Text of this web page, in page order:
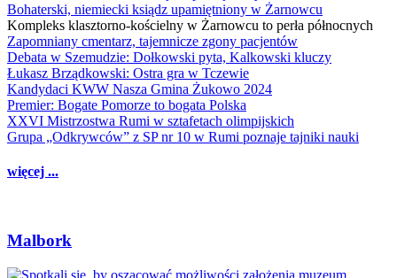
Bohaterski, niemiecki ksiądz upamiętniony w Żarnowcu
Kompleks klasztorno-kościelny w Żarnowcu to perła północnych
Zapomniany cmentarz, tajemnicze zgony pacjentów
Debata w Szemudzie: Dołkowski pyta, Kalkowski kluczy
Łukasz Brządkowski: Ostra gra w Tczewie
Kandydaci KWW Nasza Gmina Żukowo 2024
Premier: Bogate Pomorze to bogata Polska
XXVI Mistrzostwa Rumi w sztafetach olimpijskich
Grupa „Odkrywców” z SP nr 10 w Rumi poznaje tajniki nauki
więcej ...
Malbork